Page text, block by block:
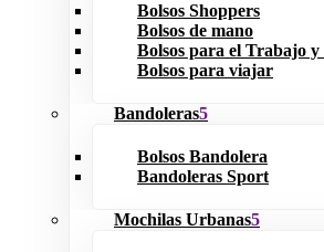
Bolsos Shoppers
Bolsos de mano
Bolsos para el Trabajo y
Bolsos para viajar
Bandoleras
Bolsos Bandolera
Bandoleras Sport
Mochilas Urbanas